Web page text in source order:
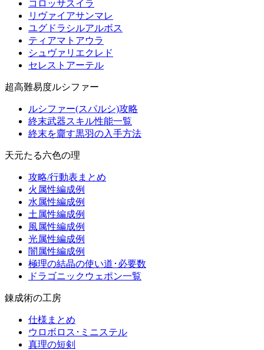
コロッサスイラ
リヴァイアサンマレ
ユグドラシルアルボス
ティアマトアウラ
シュヴァリエクレド
セレストアーテル
超高難易度ルシファー
ルシファー(スパルシ)攻略
終末武器スキル性能一覧
終末を齎す黒羽の入手方法
天元たる六色の理
攻略/行動表まとめ
火属性編成例
水属性編成例
土属性編成例
風属性編成例
光属性編成例
闇属性編成例
極理の結晶の使い道･必要数
ドラゴニックウェポン一覧
錬成術の工房
仕様まとめ
ウロボロス･ミニステル
真理の短剣